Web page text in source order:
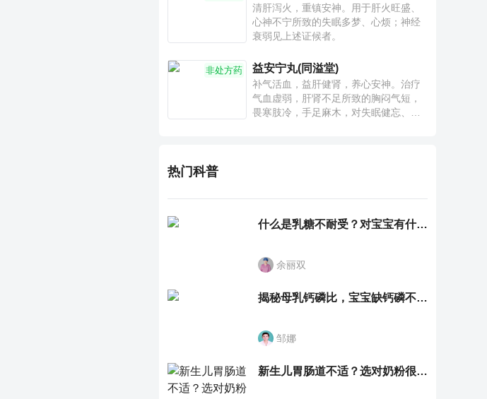
清肝泻火，重镇安神。用于肝火旺盛、
心神不宁所致的失眠多梦、心烦；神经
衰弱见上述证候者。
非处方药 益安宁丸(同溢堂)
补气活血，益肝健肾，养心安神。治疗
气血虚弱，肝肾不足所致的胸闷气短，
畏寒肢冷，手足麻木，对失眠健忘、神
热门科普
什么是乳糖不耐受？对宝宝有什么影响？
余丽双
揭秘母乳钙磷比，宝宝缺钙磷不再愁
邹娜
新生儿胃肠道不适？选对奶粉很重要！